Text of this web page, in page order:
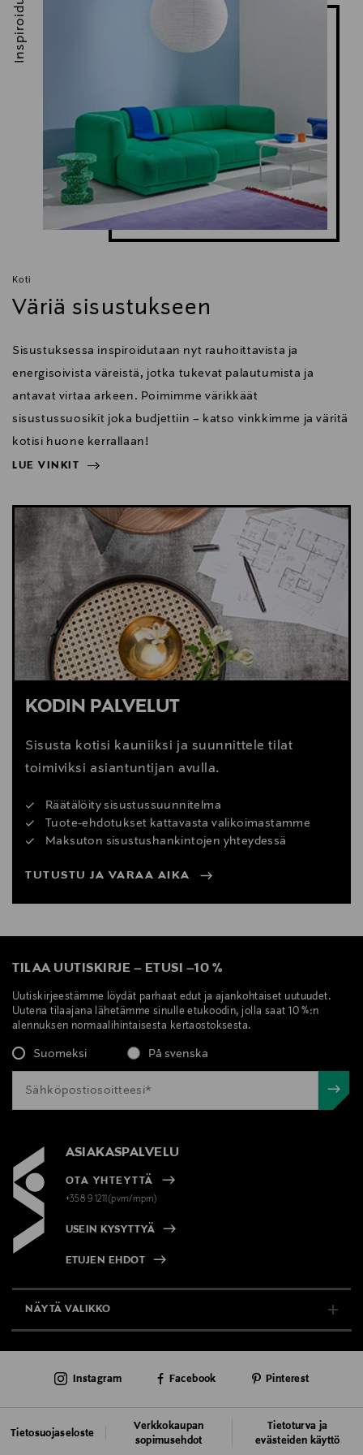
Koti
Väriä sisustukseen
Sisustuksessa inspiroidutaan nyt rauhoittavista ja
energisoivista väreistä, jotka tukevat palautumista ja
antavat virtaa arkeen. Poimimme värikkäät
sisustussuosikit joka budjettiin – katso vinkkimme ja väritä
kotisi huone kerrallaan!
LUE VINKIT
Inspiroidu
LUE VINKIT
KODIN PALVELUT
Sisusta kotisi kauniiksi ja suunnittele tilat
toimiviksi asiantuntijan avulla.
Räätälöity sisustussuunnitelma
Tuote-ehdotukset kattavasta valikoimastamme
Maksuton sisustushankintojen yhteydessä
TUTUSTU JA VARAA AIKA
TILAA UUTISKIRJE – ETUSI –10 %
Uutiskirjeestämme löydät parhaat edut ja ajankohtaiset uutuudet.
Uutena tilaajana lähetämme sinulle etukoodin, jolla saat 10 %:n
alennuksen normaalihintaisesta kertaostoksesta.
Suomeksi På svenska
ASIAKASPALVELU
OTA YHTEYTTÄ
+358 9 1211(pvm/mpm)
USEIN KYSYTTYÄ
ETUJEN EHDOT
NÄYTÄ VALIKKO
AJANKOHTAISTA
Tietosuojaseloste
Verkkokaupan
sopimusehdot
Tietoturva ja
evästeiden käyttö
Instagram Facebook Pinterest